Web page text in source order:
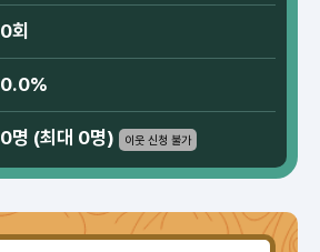
0회
0.0%
0명 (최대 0명) 이웃 신청 불가